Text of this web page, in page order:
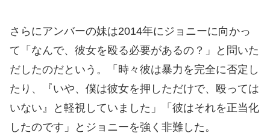
さらにアンバーの妹は2014年にジョニーに向かっ
て「なんで、彼女を殴る必要があるの？」と問いた
だしたのだという。「時々彼は暴力を完全に否定し
たり、『いや、僕は彼女を押しただけで、殴っては
いない』と軽視していました」「彼はそれを正当化
したのです」とジョニーを強く非難した。